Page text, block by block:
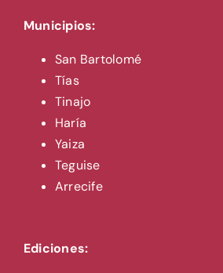
Municipios:
San Bartolomé
Tías
Tinajo
Haría
Yaiza
Teguise
Arrecife
Ediciones: